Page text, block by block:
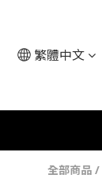
繁體中文
全部商品 /